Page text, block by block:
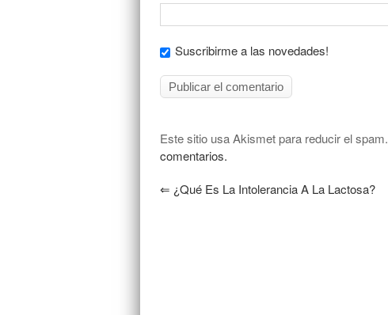
Suscribirme a las novedades!
Este sitio usa Akismet para reducir el spam.
comentarios.
⇐ ¿Qué Es La Intolerancia A La Lactosa?